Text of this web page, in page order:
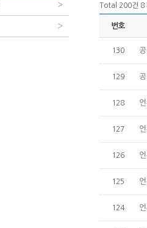
Total 200건 8
번호
130
129
128
127
126
125
124